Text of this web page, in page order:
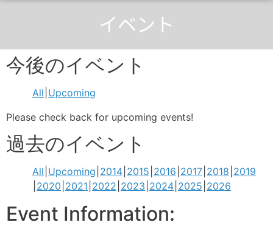
イベント
今後のイベント
All Upcoming
Please check back for upcoming events!
過去のイベント
All Upcoming 2014 2015 2016 2017 2018 2019
2020 2021 2022 2023 2024 2025 2026
Event Information: